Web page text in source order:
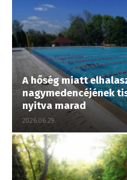
A hőség miatt
nagymedencéjének
nyitva marad
2026.06.29.